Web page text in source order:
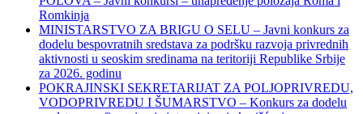
Romkinja
MINISTARSTVO ZA BRIGU O SELU – Javni konkurs za
dodelu bespovratnih sredstava za podršku razvoja privrednih
aktivnosti u seoskim sredinama na teritoriji Republike Srbije
za 2026. godinu
POKRAJINSKI SEKRETARIJAT ZA POLJOPRIVREDU,
VODOPRIVREDU I ŠUMARSTVO – Konkurs za dodelu